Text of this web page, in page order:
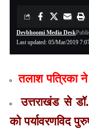
Last updated: 05/Mar/2019
Devbhoomi Media Desk
तलाश पत्रिका
उत्तराखंड से
को पर्यावरणविद